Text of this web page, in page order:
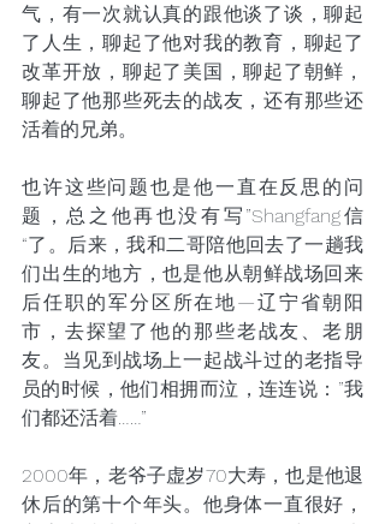
气，有一次就认真的跟他谈了谈，聊起
了人生，聊起了他对我的教育，聊起了
改革开放，聊起了美国，聊起了朝鲜，
聊起了他那些死去的战友，还有那些还
活着的兄弟。
也许这些问题也是他一直在反思的问
题，总之他再也没有写”Shangfang信
“了。后来，我和二哥陪他回去了一趟我
们出生的地方，也是他从朝鲜战场回来
后任职的军分区所在地—辽宁省朝阳
市，去探望了他的那些老战友、老朋
友。当见到战场上一起战斗过的老指导
员的时候，他们相拥而泣，连连说：”我
们都还活着……”
2000年，老爷子虚岁70大寿，也是他退
休后的第十个年头。他身体一直很好，